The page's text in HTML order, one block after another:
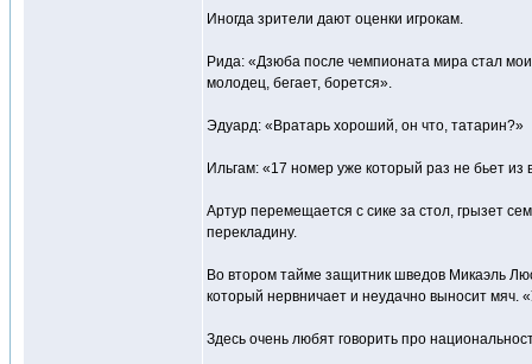
Иногда зрители дают оценки игрокам.
Рида: «Дзюба после чемпионата мира стал
молодец, бегает, борется».
Эдуард: «Вратарь хороший, он что, татарин?»
Ильгам: «17 номер уже который раз не бьет из
Артур перемещается с сике за стол, грызет
перекладину.
Во втором тайме защитник шведов Микаэль
который нервничает и неудачно выносит мяч.
Здесь очень любят говорить про